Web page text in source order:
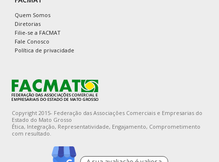
Quem Somos
Diretorias
Filie-se a FACMAT
Fale Conosco
Política de privacidade
Copyright 2015- Federação das Associações Comerciais e Empresarias do
Estado do Mato Grosso
Ética, Integração, Representatividade, Engajamento, Comprometimento
com resultado.